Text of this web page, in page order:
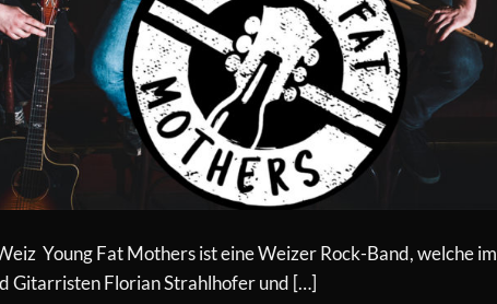
Young Fat Mothers ist eine Weizer Rock-Band, welche im
Gitarristen Florian Strahlhofer und […]